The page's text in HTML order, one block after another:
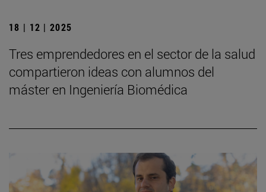
18 | 12 | 2025
Tres emprendedores en el sector de la salud
compartieron ideas con alumnos del
máster en Ingeniería Biomédica